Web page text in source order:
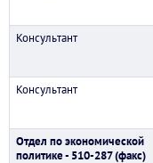
Консультант
Консультант
Отдел по экономической
политике - 510-287 (факс)